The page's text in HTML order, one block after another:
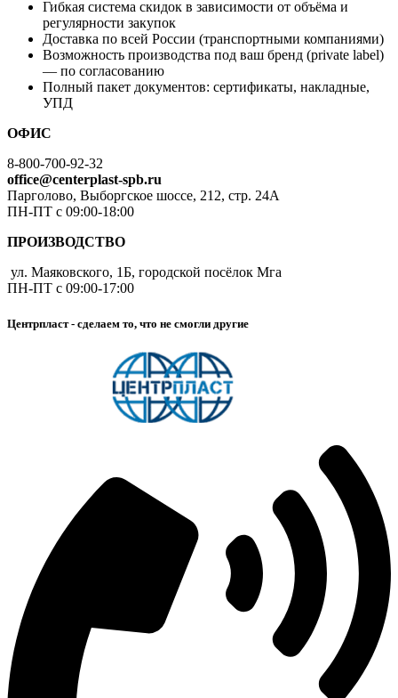
Гибкая система скидок в зависимости от объёма и
регулярности закупок
Доставка по всей России (транспортными компаниями)
Возможность производства под ваш бренд (private label)
— по согласованию
Полный пакет документов: сертификаты, накладные,
УПД
ОФИС
8-800-700-92-32
office@centerplast-spb.ru
Парголово, Выборгское шоссе, 212, стр. 24А
ПН-ПТ с 09:00-18:00
ПРОИЗВОДСТВО
ул. Маяковского, 1Б, городской посёлок Мга
ПН-ПТ с 09:00-17:00
Центрпласт - сделаем то, что не смогли другие